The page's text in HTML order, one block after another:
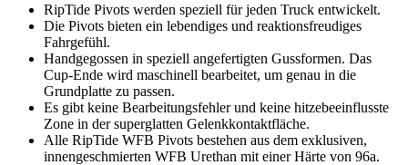
RipTide Pivots werden speziell für jeden Truck entwickelt.
Die Pivots bieten ein lebendiges und reaktionsfreudiges
Fahrgefühl.
Handgegossen in speziell angefertigten Gussformen. Das
Cup-Ende wird maschinell bearbeitet, um genau in die
Grundplatte zu passen.
Es gibt keine Bearbeitungsfehler und keine hitzebeeinflusste
Zone in der superglatten Gelenkkontaktfläche.
Alle RipTide WFB Pivots bestehen aus dem exklusiven,
innengeschmierten WFB Urethan mit einer Härte von 96a.